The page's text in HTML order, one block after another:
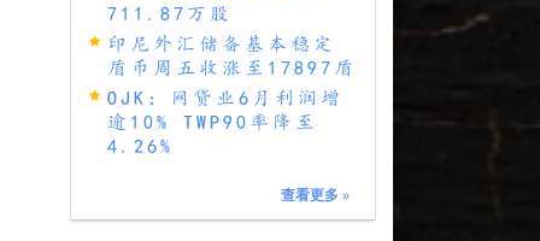
711.87万股
印尼外汇储备基本稳定
盾币周五收涨至17897盾
OJK：网贷业6月利润增
逾10% TWP90率降至
4.26%
查看更多 »